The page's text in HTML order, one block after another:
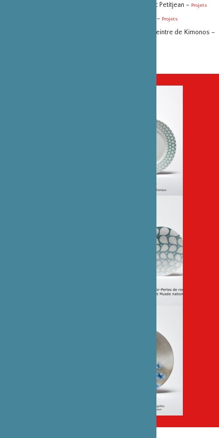
Soutien au documentaire « Trésor vivant » de Marc Petitjean – Projets
Aide à la production du film « Kunihiko Moriguchi » – Projets
L’ami japonais, Kunihiko Moriguchi, Trésor vivant, peintre de Kimonos –